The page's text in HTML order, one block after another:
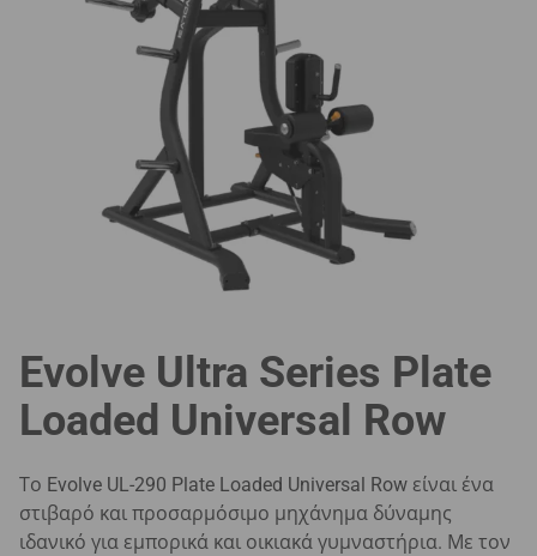
Evolve Ultra Series Plate
Loaded Universal Row
Το Evolve UL-290 Plate Loaded Universal Row είναι ένα
στιβαρό και προσαρμόσιμο μηχάνημα δύναμης
ιδανικό για εμπορικά και οικιακά γυμναστήρια. Με τον